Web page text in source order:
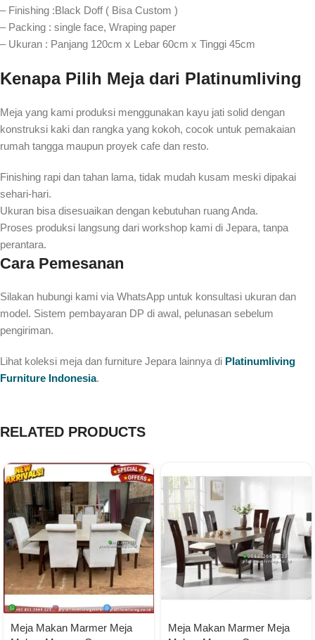
– Finishing :Black Doff ( Bisa Custom )
– Packing : single face, Wraping paper
– Ukuran : Panjang 120cm x Lebar 60cm x Tinggi 45cm
Kenapa Pilih Meja dari Platinumliving
Meja yang kami produksi menggunakan kayu jati solid dengan
konstruksi kaki dan rangka yang kokoh, cocok untuk pemakaian
rumah tangga maupun proyek cafe dan resto.
Finishing rapi dan tahan lama, tidak mudah kusam meski dipakai
sehari-hari.
Ukuran bisa disesuaikan dengan kebutuhan ruang Anda.
Proses produksi langsung dari workshop kami di Jepara, tanpa
perantara.
Cara Pemesanan
Silakan hubungi kami via WhatsApp untuk konsultasi ukuran dan
model. Sistem pembayaran DP di awal, pelunasan sebelum
pengiriman.
Lihat koleksi meja dan furniture Jepara lainnya di Platinumliving
Furniture Indonesia.
RELATED PRODUCTS
Meja Makan Marmer Meja
Meja Makan Marmer Meja